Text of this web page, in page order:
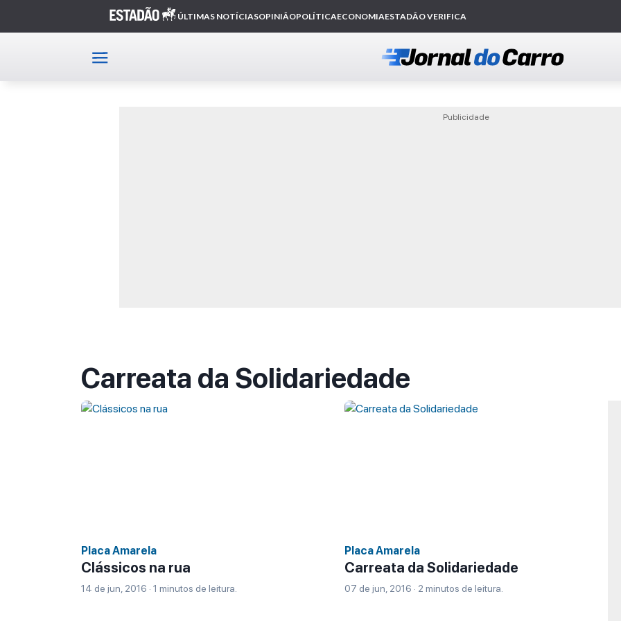
Home
Publicidade
Carreata da Solidariedade
Placa Amarela
Clássicos na rua
14 de jun, 2016 · 1 minutos de leitura.
Placa Amarela
Carreata da Solidariedade
07 de jun, 2016 · 2 minutos de leitura.